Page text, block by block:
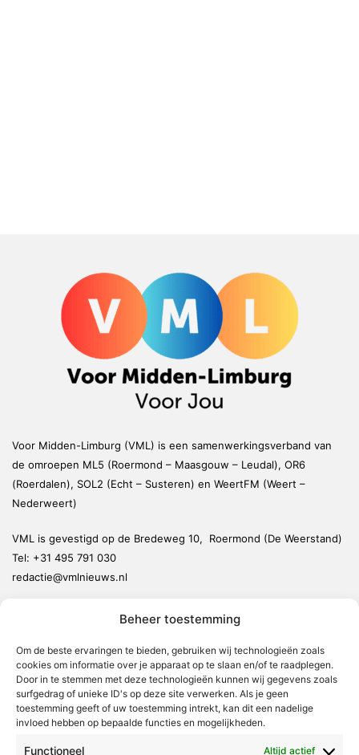
Beheer toestemming
Om de beste ervaringen te bieden, gebruiken wij technologieën zoals
cookies om informatie over je apparaat op te slaan en/of te raadplegen.
Door in te stemmen met deze technologieën kunnen wij gegevens zoals
surfgedrag of unieke ID's op deze site verwerken. Als je geen
toestemming geeft of uw toestemming intrekt, kan dit een nadelige
invloed hebben op bepaalde functies en mogelijkheden.
Functioneel Altijd actief
Voor Midden-Limburg (VML) is een samenwerkingsverband van
de omroepen ML5 (Roermond – Maasgouw – Leudal), OR6
(Roerdalen), SOL2 (Echt – Susteren) en WeertFM (Weert –
Nederweert)
VML is gevestigd op de Bredeweg 10, Roermond (De Weerstand)
Tel: +31 495 791 030
redactie@vmlnieuws.nl
Leudal
Maasgouw
Echt-Susteren